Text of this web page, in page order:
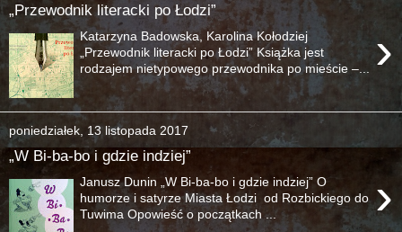
„Przewodnik literacki po Łodzi”
›
Katarzyna Badowska, Karolina Kołodziej
„Przewodnik literacki po Łodzi” Książka jest
rodzajem nietypowego przewodnika po mieście –...
poniedziałek, 13 listopada 2017
„W Bi-ba-bo i gdzie indziej”
›
Janusz Dunin „W Bi-ba-bo i gdzie indziej” O
humorze i satyrze Miasta Łodzi od Rozbickiego do
Tuwima Opowieść o początkach ...